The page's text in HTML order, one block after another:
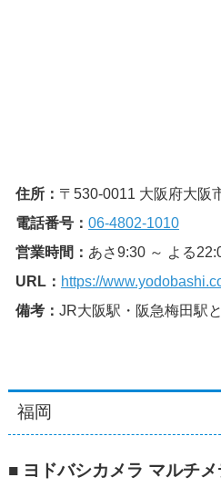
住所： 〒530-0011 大阪府大阪
電話番号： 06-4802-1010
営業時間： あさ9:30 ～ よる
URL： https://
備考： JR大阪駅・阪急梅田駅
福岡
■ ヨドバシカメラ マルチ